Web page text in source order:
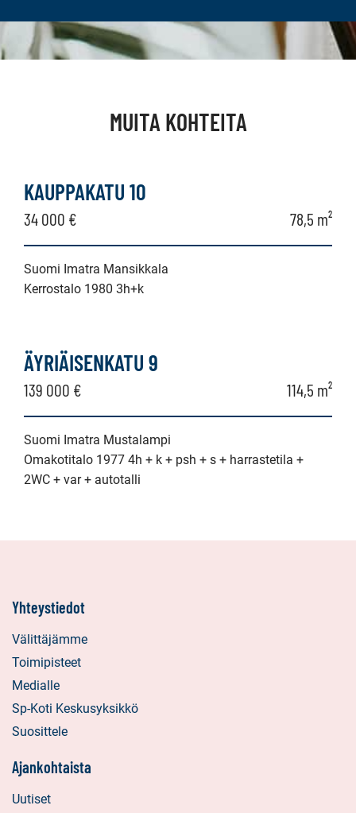
MUITA KOHTEITA
KAUPPAKATU 10
34 000 € 78,5 m²
Suomi Imatra Mansikkala
Kerrostalo 1980 3h+k
ÄYRIÄISENKATU 9
139 000 € 114,5 m²
Suomi Imatra Mustalampi
Omakotitalo 1977 4h + k + psh + s + harrastetila +
2WC + var + autotalli
Yhteystiedot
Välittäjämme
Toimipisteet
Medialle
Sp-Koti Keskusyksikkö
Suosittele
Ajankohtaista
Uutiset